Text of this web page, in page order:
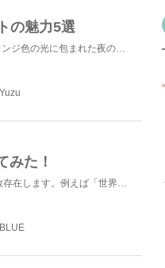
の魅力5選
東欧の人気観光地ブダペスト。優しいオレンジ色の光に包まれた夜の街並みは幻想的な美しさがあり、まるでハ...
Yuzu
みた！
BLUE